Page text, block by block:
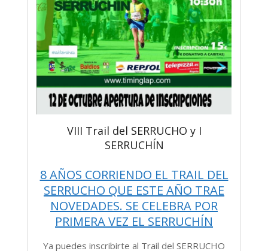
VIII Trail del SERRUCHO y I
SERRUCHÍN
8 AÑOS CORRIENDO EL TRAIL DEL
SERRUCHO QUE ESTE AÑO TRAE
NOVEDADES. SE CELEBRA POR
PRIMERA VEZ EL SERRUCHÍN
Ya puedes inscribirte al Trail del SERRUCHO